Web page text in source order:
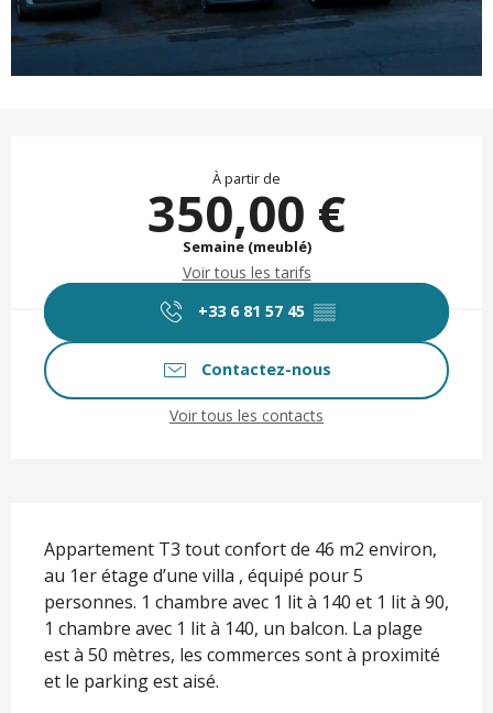
Ouverture et coordonnées
À partir de
350,00 €
Semaine (meublé)
Voir tous les tarifs
+33 6 81 57 45 ▒▒
Contactez-nous
Voir tous les contacts
Appartement T3 tout confort de 46 m2 environ,
au 1er étage d’une villa , équipé pour 5
personnes. 1 chambre avec 1 lit à 140 et 1 lit à 90,
1 chambre avec 1 lit à 140, un balcon. La plage
est à 50 mètres, les commerces sont à proximité
et le parking est aisé.